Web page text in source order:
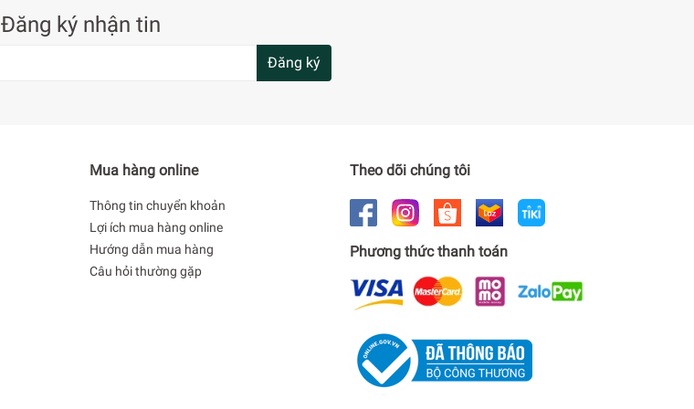
Đăng ký nhận tin
Đăng ký
Mua hàng online
Thông tin chuyển khoản
Lợi ích mua hàng online
Hướng dẫn mua hàng
Câu hỏi thường gặp
Theo dõi chúng tôi
Phương thức thanh toán